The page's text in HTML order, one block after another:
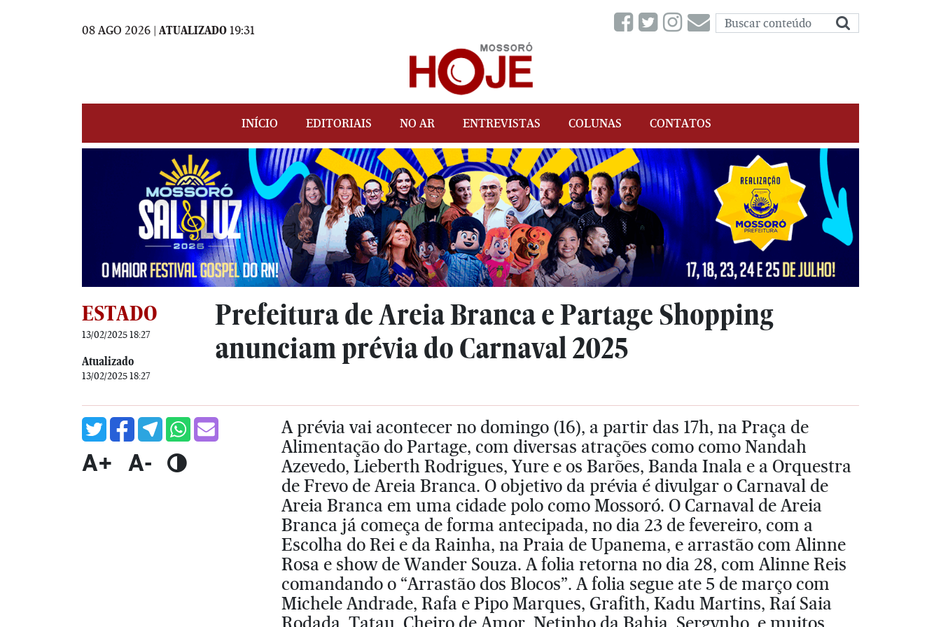
08 AGO 2026 | ATUALIZADO 19:31
INÍCIO EDITORIAIS NO AR ENTREVISTAS COLUNAS CONTATOS
ESTADO
13/02/2025 18:27
Atualizado
13/02/2025 18:27
Prefeitura de Areia Branca e Partage Shopping
anunciam prévia do Carnaval 2025
A+ A-
A prévia vai acontecer no domingo (16), a partir das 17h, na Praça de
Alimentação do Partage, com diversas atrações como como Nandah
Azevedo, Lieberth Rodrigues, Yure e os Barões, Banda Inala e a Orquestra
de Frevo de Areia Branca. O objetivo da prévia é divulgar o Carnaval de
Areia Branca em uma cidade polo como Mossoró. O Carnaval de Areia
Branca já começa de forma antecipada, no dia 23 de fevereiro, com a
Escolha do Rei e da Rainha, na Praia de Upanema, e arrastão com Alinne
Rosa e show de Wander Souza. A folia retorna no dia 28, com Alinne Reis
comandando o “Arrastão dos Blocos”. A folia segue ate 5 de março com
Michele Andrade, Rafa e Pipo Marques, Grafith, Kadu Martins, Raí Saia